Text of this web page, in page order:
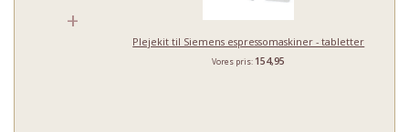
+
Plejekit til Siemens espressomaskiner - tabletter
Vores pris: 154,95